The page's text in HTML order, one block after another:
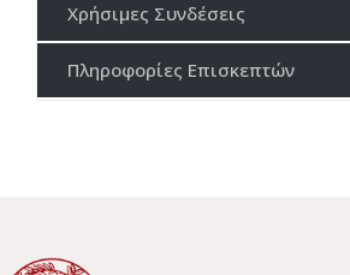
Χρήσιμες Συνδέσεις
Πληροφορίες Επισκεπτών